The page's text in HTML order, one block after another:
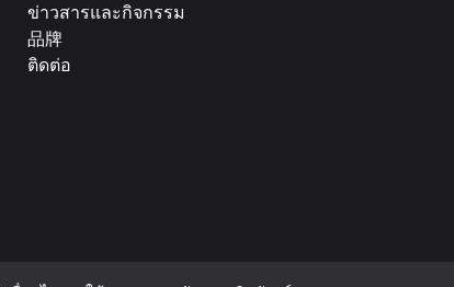
ข่าวสารและกิจกรรม
品牌
ติดต่อ